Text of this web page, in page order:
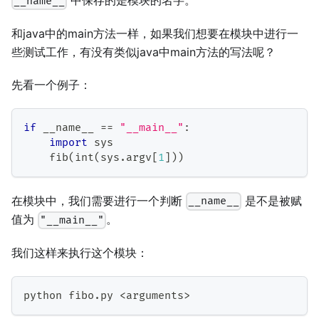
和java中的main方法一样，如果我们想要在模块中进行一
些测试工作，有没有类似java中main方法的写法呢？
先看一个例子：
if __name__ == "__main__" :
import sys
    fib
( int( sys . argv [1] ) )
在模块中，我们需要进行一个判断 __name__
是不是被赋
值为 "__main__" 。
我们这样来执行这个模块：
python fibo . py <arguments>